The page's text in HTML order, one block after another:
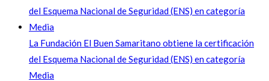
La Fundación El Buen Samaritano obtiene la certificación
del Esquema Nacional de Seguridad (ENS) en categoría
Media